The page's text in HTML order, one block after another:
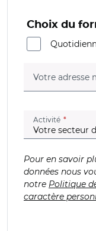
Choix du
Votre adresse
Activité (champ
Pour en savoir
données nous
notre Politique
caractère